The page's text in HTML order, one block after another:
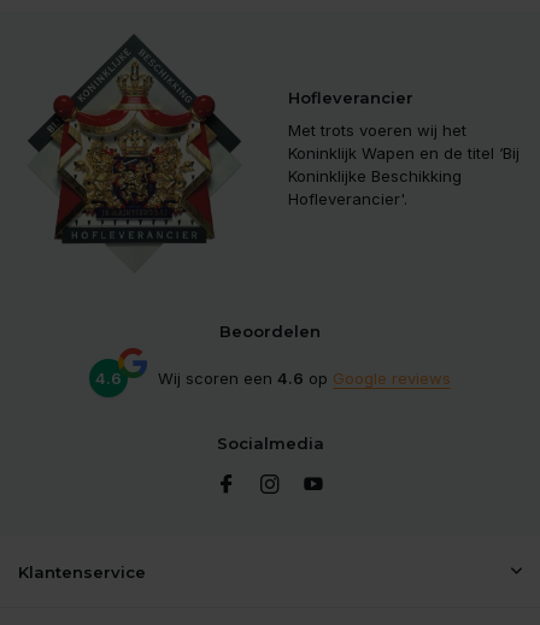
Hofleverancier
Met trots voeren wij het
Koninklijk Wapen en de titel ‘Bij
Koninklijke Beschikking
Hofleverancier'.
Beoordelen
4.6 Wij scoren een 4.6 op Google reviews
Socialmedia
Klantenservice